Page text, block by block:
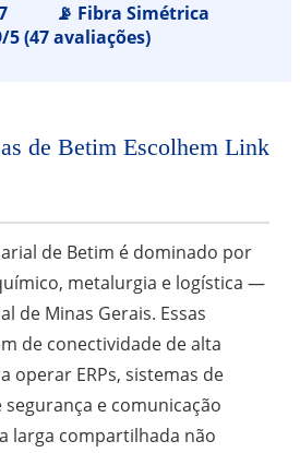
📡 Fibra Simétrica
5 (47 avaliações)
de Betim Escolhem Link
de Betim é dominado por
metalurgia e logística —
de Minas Gerais. Essas
de conectividade de alta
operar ERPs, sistemas de
segurança e comunicação
larga compartilhada não